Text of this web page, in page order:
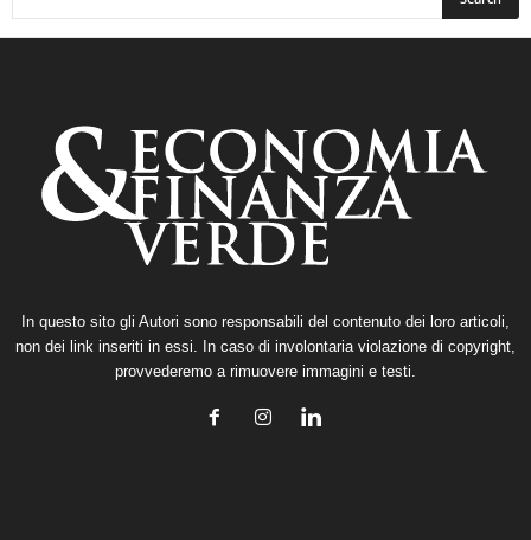
In questo sito gli Autori sono responsabili del contenuto dei loro articoli,
non dei link inseriti in essi. In caso di involontaria violazione di copyright,
provvederemo a rimuovere immagini e testi.